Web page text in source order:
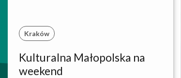
Kraków
Kulturalna Małopolska na
weekend